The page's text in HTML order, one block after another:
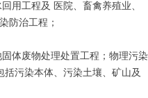
用工程及 医院、畜禽养殖业、
防治工程；
体废物处理处置工程；物理污染
污染本体、污染土壤、矿山及